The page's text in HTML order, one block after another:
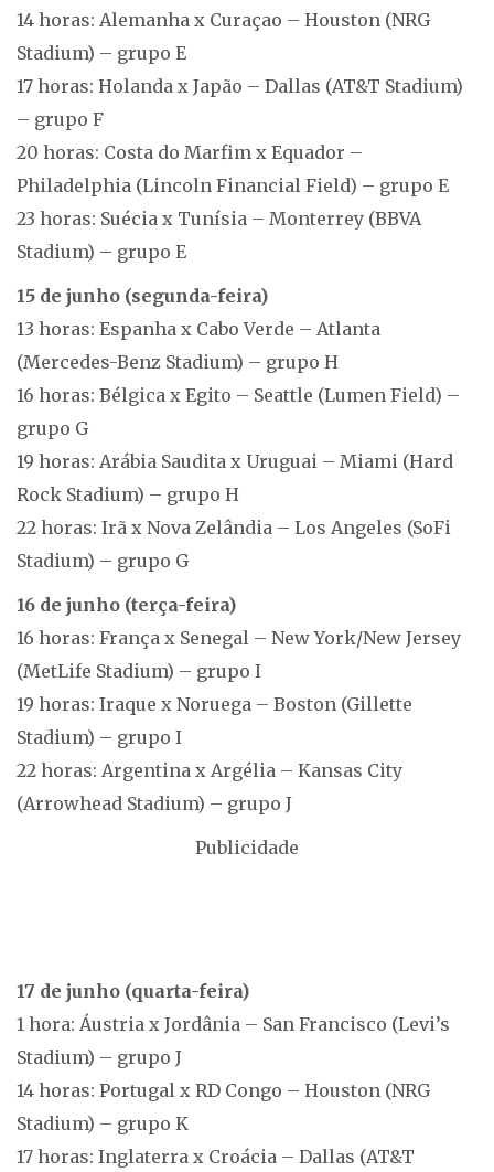
14 horas: Alemanha x Curaçao – Houston (NRG
Stadium) – grupo E
17 horas: Holanda x Japão – Dallas (AT&T Stadium)
– grupo F
20 horas: Costa do Marfim x Equador –
Philadelphia (Lincoln Financial Field) – grupo E
23 horas: Suécia x Tunísia – Monterrey (BBVA
Stadium) – grupo E
15 de junho (segunda-feira)
13 horas: Espanha x Cabo Verde – Atlanta
(Mercedes-Benz Stadium) – grupo H
16 horas: Bélgica x Egito – Seattle (Lumen Field) –
grupo G
19 horas: Arábia Saudita x Uruguai – Miami (Hard
Rock Stadium) – grupo H
22 horas: Irã x Nova Zelândia – Los Angeles (SoFi
Stadium) – grupo G
16 de junho (terça-feira)
16 horas: França x Senegal – New York/New Jersey
(MetLife Stadium) – grupo I
19 horas: Iraque x Noruega – Boston (Gillette
Stadium) – grupo I
22 horas: Argentina x Argélia – Kansas City
(Arrowhead Stadium) – grupo J
Publicidade
17 de junho (quarta-feira)
1 hora: Áustria x Jordânia – San Francisco (Levi’s
Stadium) – grupo J
14 horas: Portugal x RD Congo – Houston (NRG
Stadium) – grupo K
17 horas: Inglaterra x Croácia – Dallas (AT&T